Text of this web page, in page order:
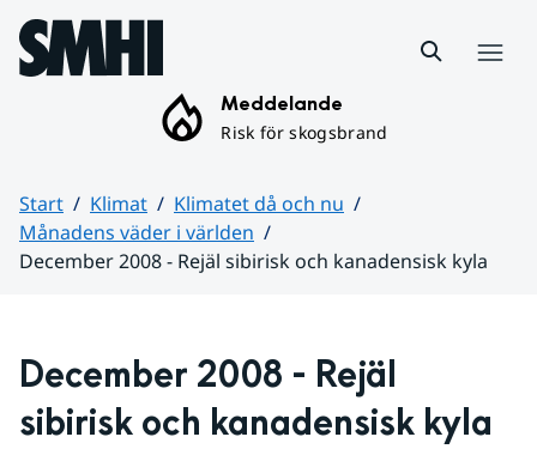
Hoppa till sidans innehåll
Meddelande
Risk för skogsbrand
Start Klimat
Klimatet då och nu
Månadens väder i världen
December 2008 - Rejäl sibirisk och kanadensisk kyla
December 2008 - Rejäl
sibirisk och kanadensisk kyla